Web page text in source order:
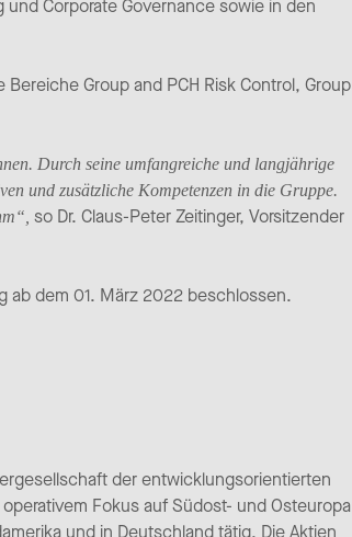
Corporate Governance sowie in den
Group and PCH Risk Control, Group
Durch seine umfangreiche und langjährige
und zusätzliche Kompetenzen in die Gruppe.
so Dr. Claus-Peter Zeitinger, Vorsitzender
ab dem 01. März 2022 beschlossen.
der entwicklungsorientierten
Fokus auf Südost- und Osteuropa
und in Deutschland tätig. Die Aktien